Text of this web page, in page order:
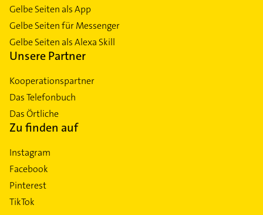
Gelbe Seiten als App
Gelbe Seiten für Messenger
Gelbe Seiten als Alexa Skill
Unsere Partner
Kooperationspartner
Das Telefonbuch
Das Örtliche
Zu finden auf
Instagram
Facebook
Pinterest
TikTok